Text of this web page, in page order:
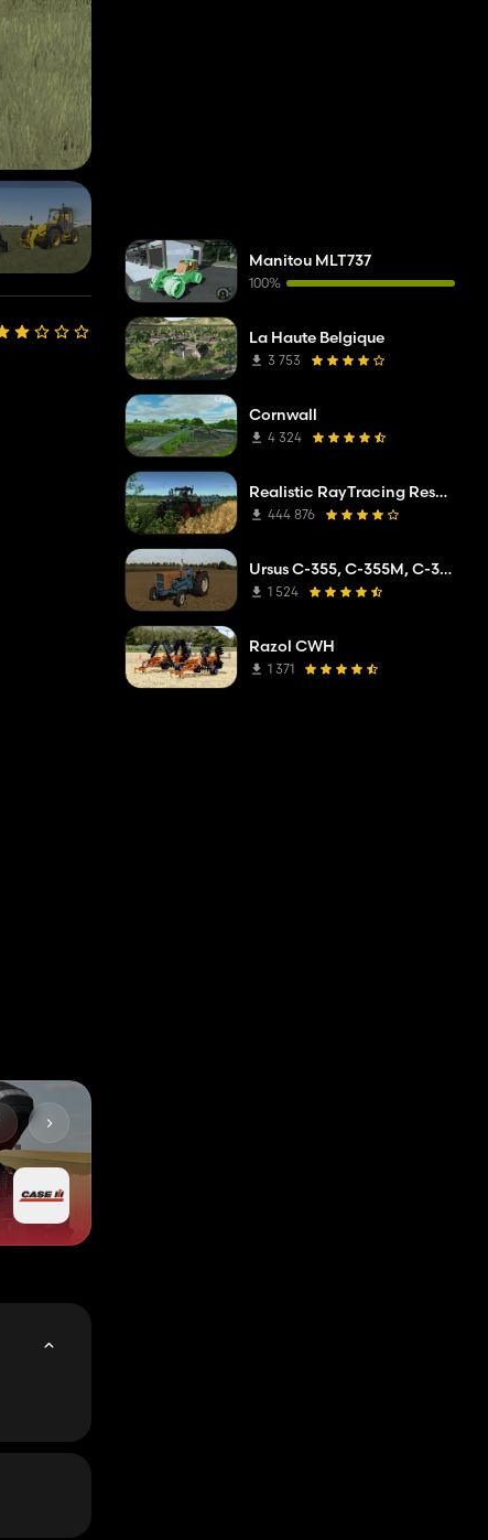
Manitou MLT737
100%
La Haute Belgique
3 753
Cornwall
4 324
Realistic RayTracing Reshade Preset
444 876
Ursus C-355, C-355M, C-360
1 524
Razol CWH
1 371